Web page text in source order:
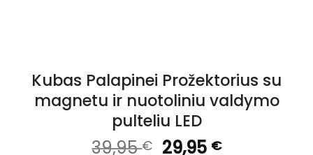
Kubas Palapinei Prožektorius su
magnetu ir nuotoliniu valdymo
pulteliu LED
39,95€ Original
29,95 €Current